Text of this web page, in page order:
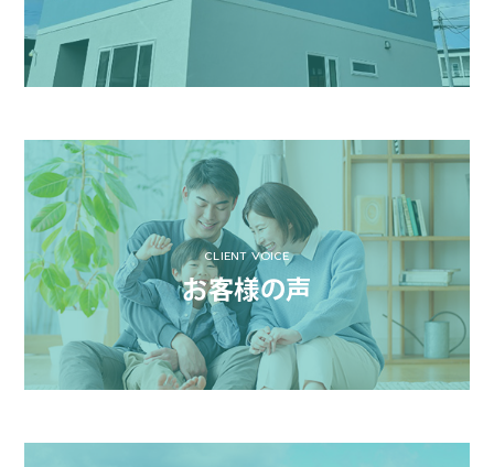
CLIENT VOICE
お客様の声